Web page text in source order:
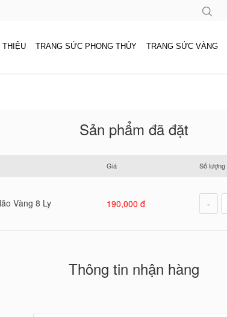
THIỆU TRANG SỨC PHONG THỦY TRANG SỨC VÀNG
Sản phẩm đã đặt
Giá Số lượng
Vàng 8 Ly 190,000 đ -
Thông tin nhận hàng